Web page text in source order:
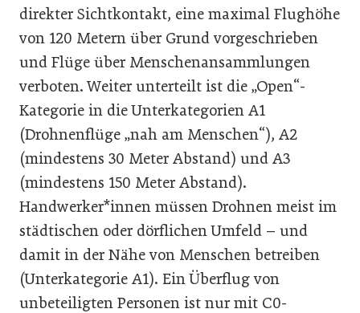
direkter Sichtkontakt, eine maximal Flughöhe
von 120 Metern über Grund vorgeschrieben
und Flüge über Menschenansammlungen
verboten. Weiter unterteilt ist die „Open“-
Kategorie in die Unterkategorien A1
(Drohnenflüge „nah am Menschen“), A2
(mindestens 30 Meter Abstand) und A3
(mindestens 150 Meter Abstand).
Handwerker*innen müssen Drohnen meist im
städtischen oder dörflichen Umfeld – und
damit in der Nähe von Menschen betreiben
(Unterkategorie A1). Ein Überflug von
unbeteiligten Personen ist nur mit C0-